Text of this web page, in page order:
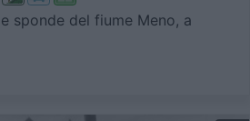
sponde del fiume Meno, a